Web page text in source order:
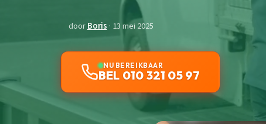
doorBoris · 13 mei 2025
NU BEREIKBAAR
BEL 010 321 05 97